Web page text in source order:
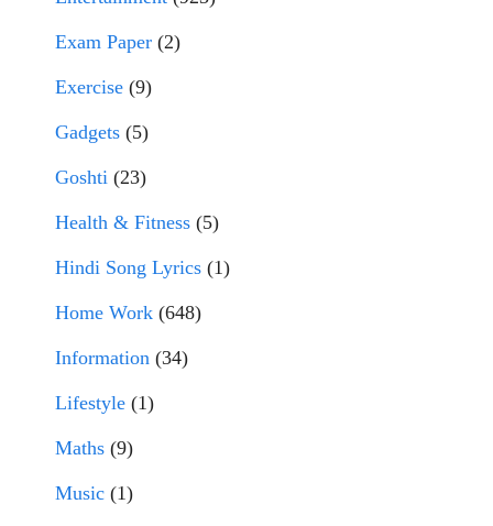
Exam Paper (2)
Exercise (9)
Gadgets (5)
Goshti (23)
Health & Fitness (5)
Hindi Song Lyrics (1)
Home Work (648)
Information (34)
Lifestyle (1)
Maths (9)
Music (1)